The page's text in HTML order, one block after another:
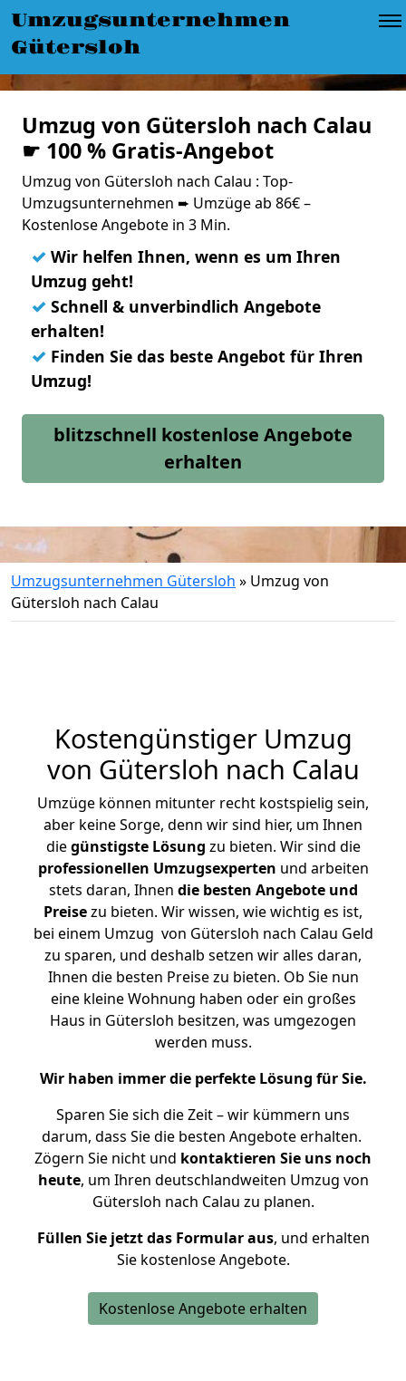
Umzugsunternehmen
Gütersloh
Umzug von Gütersloh nach Calau
☛ 100 % Gratis-Angebot
Umzug von Gütersloh nach Calau : Top-
Umzugsunternehmen ➨ Umzüge ab 86€ –
Kostenlose Angebote in 3 Min.
✓ Wir helfen Ihnen, wenn es um Ihren
Umzug geht!
✓ Schnell & unverbindlich Angebote
erhalten!
✓ Finden Sie das beste Angebot für Ihren
Umzug!
blitzschnell kostenlose Angebote
erhalten
Umzugsunternehmen Gütersloh » Umzug von
Gütersloh nach Calau
Kostengünstiger Umzug
von Gütersloh nach Calau
Umzüge können mitunter recht kostspielig sein,
aber keine Sorge, denn wir sind hier, um Ihnen
diegünstigste Lösung zu bieten. Wir sind die
professionellen Umzugsexperten und arbeiten
stets daran, Ihnen die besten Angebote und
Preisezu bieten. Wir wissen, wie wichtig es ist,
bei einem Umzug von Gütersloh nach Calau Geld
zu sparen, und deshalb setzen wir alles daran,
Ihnen die besten Preise zu bieten. Ob Sie nun
eine kleine Wohnung haben oder ein großes
Haus in Gütersloh besitzen, was umgezogen
werden muss.
Wir haben immer die perfekte Lösung für Sie.
Sparen Sie sich die Zeit – wir kümmern uns
darum, dass Sie die besten Angebote erhalten.
Zögern Sie nicht und kontaktieren Sie uns noch
heute, um Ihren deutschlandweiten Umzug von
Gütersloh nach Calau zu planen.
Füllen Sie jetzt das Formular aus, und erhalten
Sie kostenlose Angebote.
Kostenlose Angebote erhalten